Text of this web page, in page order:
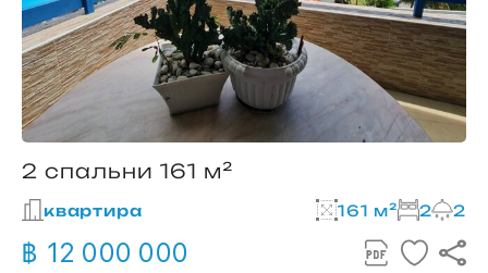
2 спальни 161 м²
квартира 161 м² 2 2
฿ 12 000 000